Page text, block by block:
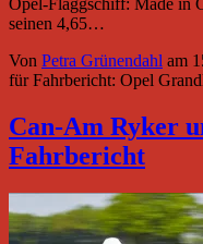
Opel-Flaggschiff: Made in
seinen 4,65…
Von Petra Grünendahl am
für Fahrbericht: Opel
Can-Am Ryker
Fahrbericht